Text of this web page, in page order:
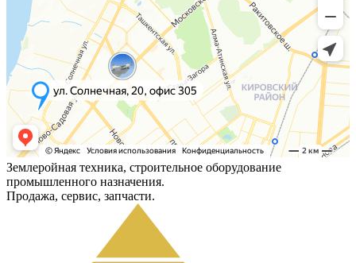
Землеройная техника, строительное оборудование
промышленного назначения.
Продажа, сервис, запчасти.